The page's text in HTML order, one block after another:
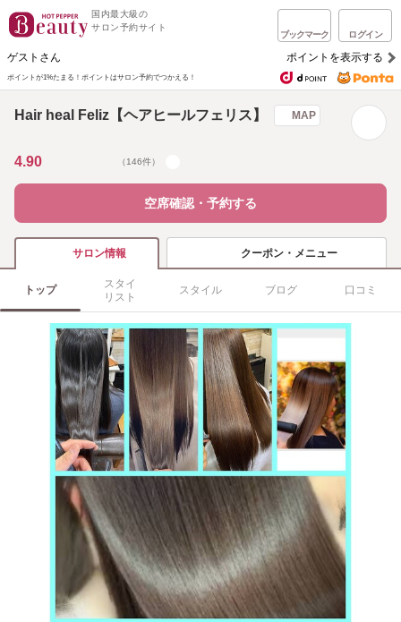
国内最大級の
サロン予約サイト
ブックマーク ログイン
ゲストさん ポイントを表示する
ポイントが1%たまる！ ポイントはサロン予約でつかえる！
Hair heal Feliz【ヘアヒールフェリス】 MAP
4.90 （146件）
空席確認・予約する
サロン情報 クーポン・メニュー
トップ
スタイ
リスト
スタイル ブログ 口コミ